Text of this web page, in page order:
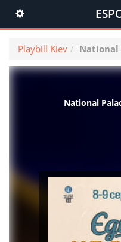
Toggle
navigation
Playbill Kiev National
National